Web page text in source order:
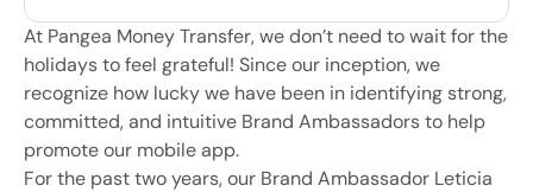
At Pangea Money Transfer, we don’t need to wait for the
holidays to feel grateful! Since our inception, we
recognize how lucky we have been in identifying strong,
committed, and intuitive Brand Ambassadors to help
promote our mobile app.
For the past two years, our Brand Ambassador Leticia